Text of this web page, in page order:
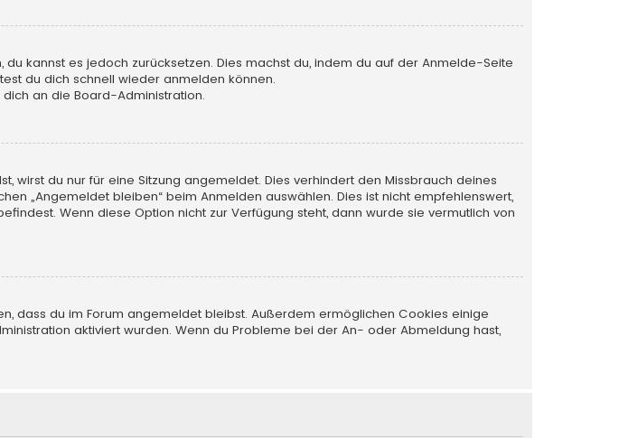
kannst es jedoch zurücksetzen. Dies machst du, indem du auf der Anmelde-Seite
du dich schnell wieder anmelden können.
an die Board-Administration.
wirst du nur für eine Sitzung angemeldet. Dies verhindert den Missbrauch deines
„Angemeldet bleiben“ beim Anmelden auswählen. Dies ist nicht empfehlenswert,
Wenn diese Option nicht zur Verfügung steht, dann wurde sie vermutlich von
dass du im Forum angemeldet bleibst. Außerdem ermöglichen Cookies einige
aktiviert wurden. Wenn du Probleme bei der An- oder Abmeldung hast,